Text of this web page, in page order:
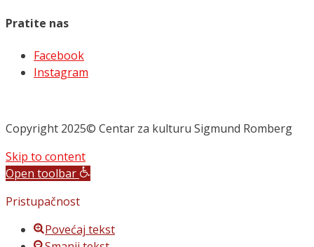
Pratite nas
Facebook
Instagram
Copyright 2025© Centar za kulturu Sigmund Romberg
Skip to content
Open toolbar
Pristupačnost
Povećaj tekst